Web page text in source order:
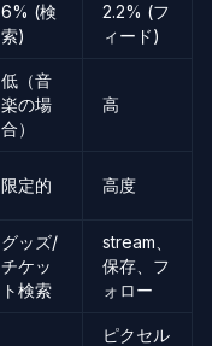
6% (検
索)
2.2% (フ
ィード)
低（音
楽の場
合）
高
限定的 高度
グッズ/
チケッ
ト検索
stream、
保存、フ
ォロー
ピクセル